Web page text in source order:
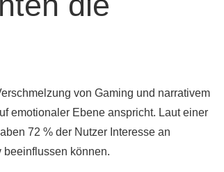
von Gaming und narrativem
emotionaler Ebene anspricht. Laut einer
72 % der Nutzer Interesse an
beeinflussen können.